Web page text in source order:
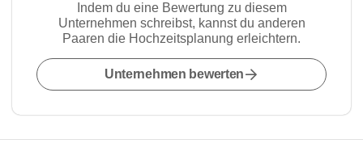
Indem du eine Bewertung zu diesem
Unternehmen schreibst, kannst du anderen
Paaren die Hochzeitsplanung erleichtern.
Unternehmen bewerten